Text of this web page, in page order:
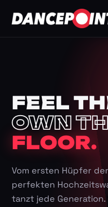
FEEL
OWN
FLOOR.
Vom ersten Hüpfer
perfekten
tanzt jede